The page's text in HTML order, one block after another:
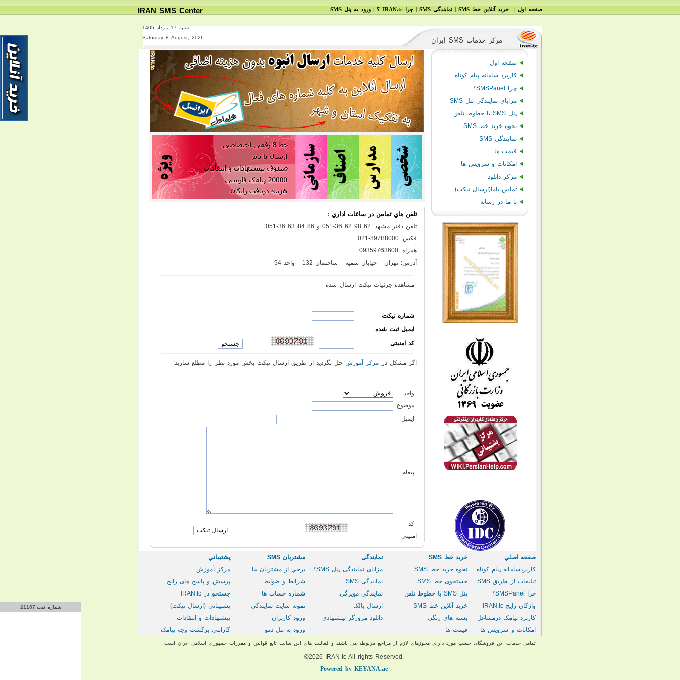
IRAN SMS Center صفحه اول | خرید آنلاین خط SMS | نمایندگی SMS | چرا IRAN.tc ؟ | ورود به پنل
شنبه 17 مرداد 1405
Saturday 8 August, 2026
.
تلفن هاي تماس در ساعات اداري :
تلفن دفتر مشهد: 62 98 62 36-051 و 86 84 63 36-051
فکس: 89788000-021
همراه: 09359763600
آدرس: تهران - خیابان سمیه - ساختمان 132 - واحد 94
مشاهده جزئيات تيکت ارسال شده
شماره تیکت
ایمیل ثبت شده
کد امنیتی
اگر مشکل در مرکز آموزش حل نگرديد از طريق ارسال تيکت بخش مورد نظر را مطلع سازيد:
واحد
موضوع
ایمیل
پیغام
کد
امنیتی
صفحه اول
کاربرد سامانه پیام کوتاه
چرا SMSPanel؟
مزایای نمایندگی پنل SMS
پنل SMS با خطوط تلفن
نحوه خرید خط SMS
نمایندگی SMS
قیمت ها
امکانات و سرویس ها
مرکز دانلود
تماس باما(ارسال تیکت)
با ما در رسانه
صفحه اصلي
کاربردسامانه پیام کوتاه
تبلیغات از طریق SMS
چرا SMSPanel؟
واژگان رایج IRAN.tc
کاربرد پیامک درمشاغل
امکانات و سرویس ها
خريد خط SMS
نحوه خريد خط SMS
جستجوی خط SMS
پنل
با خطوط تلفن
خرید آنلاین خط SMS
بسته های رنگی
قيمت ها
نمایندگی
مزایای نمایندگی پنل SMS؟
نمایندگی SMS
نمایندگی مویرگی
ارسال بالک
دانلود مرورگر پیشنهادی
مشتريان SMS
برخي از مشتريان ما
شرایط و ضوابط
شماره حساب ها
نمونه سایت نمایندگی
ورود کاربران
ورود به پنل دمو
پشتيباني
مركز آموزش
پرسش و پاسخ های رایج
جستجو در IRAN.tc
پشتيباني (ارسال تیکت)
پیشنهادات و انتقادات
گارانتی برگشت وجه پیامک
تمامی خدمات این فروشگاه، حسب مورد دارای مجوزهای لازم از مراجع مربوطه می باشند و فعالیت های این سایت تابع قوانین و مقررات جمهوری اسلامی ایران است
©2026 IRAN .tc All rights Reserved.
Powered by KEYANA.ae
شماره ثبت:21167